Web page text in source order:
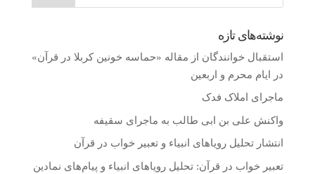
نوشته‌های تازه
استقبال خوانندگان از مقاله «حماسه خونین کربلا در قرآن»
در ایام محرم و اربعین
ماجرای املاک فدک
واکنش على بن ابى طالب به ماجرای سقیفه
انتشار تحلیل رویاهای انبیاء و تعبیر خواب در قرآن
تعبیر خواب در قرآن: تحلیل رویاهای انبیاء و پیام‌های نمادین